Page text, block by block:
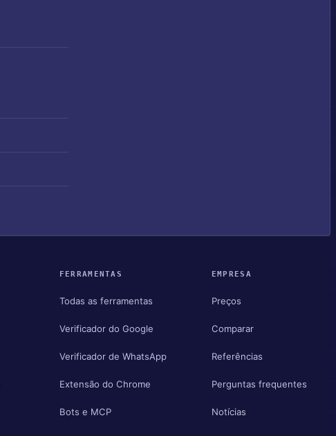
FERRAMENTAS
Todas as ferramentas
Verificador do Google
Verificador de WhatsApp
Extensão do Chrome
Bots e MCP
EMPRESA
Preços
Comparar
Referências
Perguntas frequentes
Notícias